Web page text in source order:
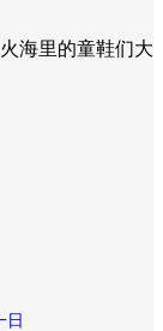
海里的童鞋们大
日